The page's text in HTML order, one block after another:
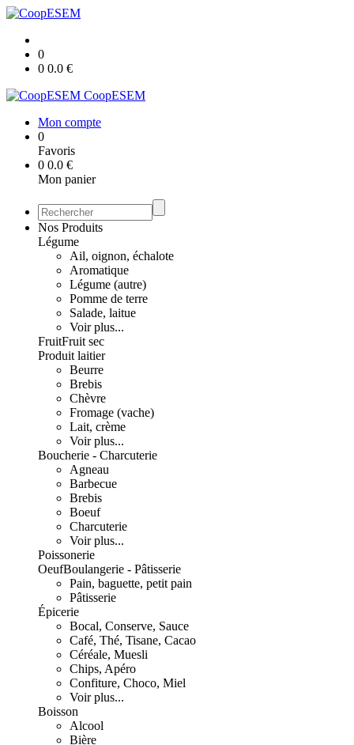
0
0 0.0 €
CoopESEM
Mon compte
0
Favoris
0 0.0 €
Mon panier
Nos Produits
Légume
Ail, oignon, échalote
Aromatique
Légume (autre)
Pomme de terre
Salade, laitue
Voir plus...
FruitFruit sec
Produit laitier
Beurre
Brebis
Chèvre
Fromage (vache)
Lait, crème
Voir plus...
Boucherie - Charcuterie
Agneau
Barbecue
Brebis
Boeuf
Charcuterie
Voir plus...
Poissonerie
OeufBoulangerie - Pâtisserie
Pain, baguette, petit pain
Pâtisserie
Épicerie
Bocal, Conserve, Sauce
Café, Thé, Tisane, Cacao
Céréale, Muesli
Chips, Apéro
Confiture, Choco, Miel
Voir plus...
Boisson
Alcool
Bière